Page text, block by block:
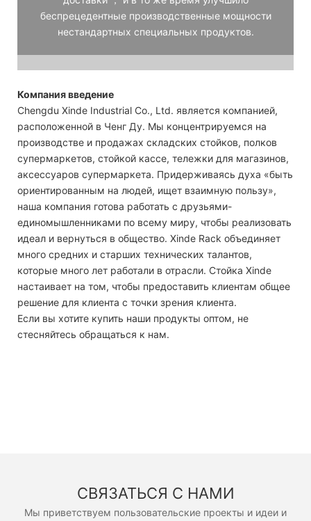
беспрецедентные производственные мощности
нестандартных специальных продуктов.
Компания введение
Chengdu Xinde Industrial Co., Ltd. является компанией,
расположенной в Ченг Ду. Мы концентрируемся на
производстве и продажах складских стойков, полков
супермаркетов, стойкой кассе, тележки для магазинов,
аксессуаров супермаркета. Придерживаясь духа «быть
ориентированным на людей, ищет взаимную пользу»,
наша компания готова работать с друзьями-
единомышленниками по всему миру, чтобы реализовать
идеал и вернуться в общество. Xinde Rack объединяет
много средних и старших технических талантов,
которые много лет работали в отрасли. Стойка Xinde
настаивает на том, чтобы предоставить клиентам общее
решение для клиента с точки зрения клиента.
Если вы хотите купить наши продукты оптом, не
стесняйтесь обращаться к нам.
СВЯЗАТЬСЯ С НАМИ
Мы приветствуем пользовательские проекты и идеи и